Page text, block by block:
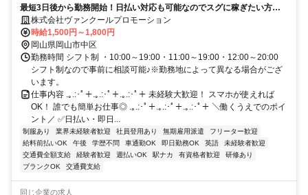
最短3日後から勤務開始！日払い対応も可能なのでスグに稼ぎたい方に
ピッタリ！
株式会社ヴァンクールプロモーション
時給1,500円～1,800円
岡山県岡山市中区
勤務時間 シフト制 ・10:00～19:00・11:00～19:00・12:00～20:00
シフト制なので事前に相談可能♪※勤務地によって異なる場合がござ
います。
仕事内容 .｡.:･ﾟ＋.｡.:･ﾟ＋.｡.:･ﾟ＋ 未経験大歓迎！ スマホが使えれば
OK！ 誰でも簡単お仕事◎ .｡.:･ﾟ＋.｡.:･ﾟ＋.｡.:･ﾟ＋ ＼働くうえでのポイ
ント／ ✅日払い・即日...
制服あり 業界未経験者歓迎 社員登用あり 無期雇用派遣
フリーター歓迎
給料前払いOK
午後 学歴不問 車通勤OK 即日勤務OK 英語
未経験者歓迎
交通費全額支給
経験者歓迎 週払いOK 駅ナカ 有資格者歓迎
研修あり
ブランクOK
交通費支給
同じ企業の求人